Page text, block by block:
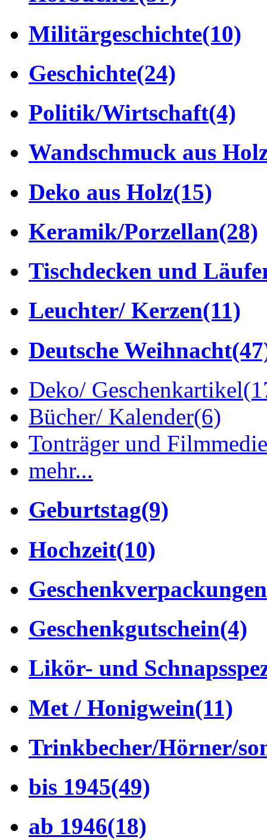
Militärgeschichte(10)
Geschichte(24)
Politik/Wirtschaft(4)
Wandschmuck aus
Deko aus Holz(15)
Keramik/Porzellan(28)
Tischdecken und
Leuchter/ Kerzen(11)
Deutsche Weihnacht
Deko/ Geschenkartikel
Bücher/ Kalender(6)
Tonträger und
mehr...
Geburtstag(9)
Hochzeit(10)
Geschenkverpackungen
Geschenkgutschein(4)
Likör- und
Met / Honigwein(11)
Trinkbecher/Hörner/
bis 1945(49)
ab 1946(18)